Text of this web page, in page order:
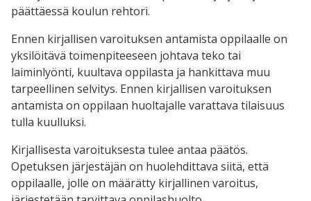
päättäessä koulun rehtori.
Ennen kirjallisen varoituksen antamista oppilaalle on
yksilöitävä toimenpiteeseen johtava teko tai
laiminlyönti, kuultava oppilasta ja hankittava muu
tarpeellinen selvitys. Ennen kirjallisen varoituksen
antamista on oppilaan huoltajalle varattava tilaisuus
tulla kuulluksi.
Kirjallisesta varoituksesta tulee antaa päätös.
Opetuksen järjestäjän on huolehdittava siitä, että
oppilaalle, jolle on määrätty kirjallinen varoitus,